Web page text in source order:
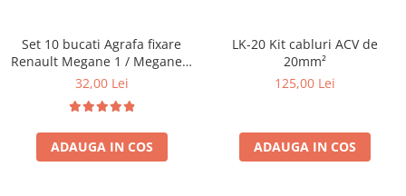
Set 10 bucati Agrafa fixare
Renault Megane 1 / Megane 1
Classic 1995- , Scenic 1 , Clio
Siena pentru chedere usi
pavilion
32,00 Lei
ADAUGA IN COS
LK-20 Kit cabluri ACV de
20mm²
125,00 Lei
ADAUGA IN COS